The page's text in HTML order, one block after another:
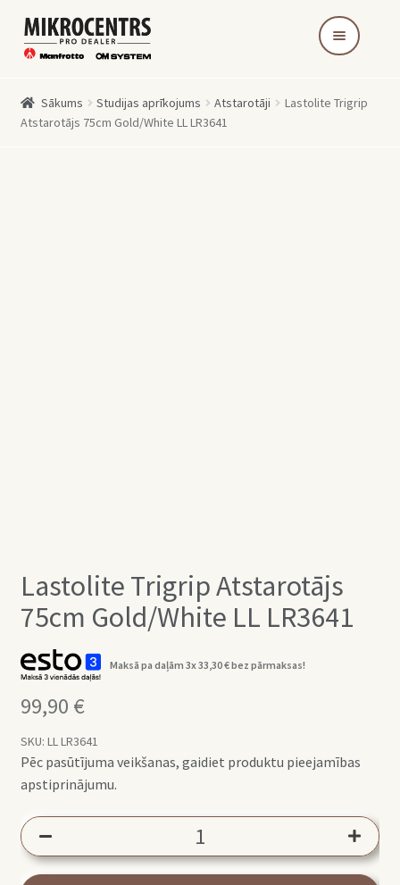
Skip
to
Skip
to
Sākums Studijas aprīkojums Atstarotāji
Lastolite Trigrip
Atstarotājs 75cm Gold/White LL LR3641
Lastolite Trigrip Atstarotājs
75cm Gold/White LL LR3641
Maksā pa daļām 3x33,30€bez pārmaksas!
99,90 €
SKU: LL LR3641
Pēc pasūtījuma veikšanas, gaidiet produktu pieejamības
apstiprinājumu.
Atstarotājs